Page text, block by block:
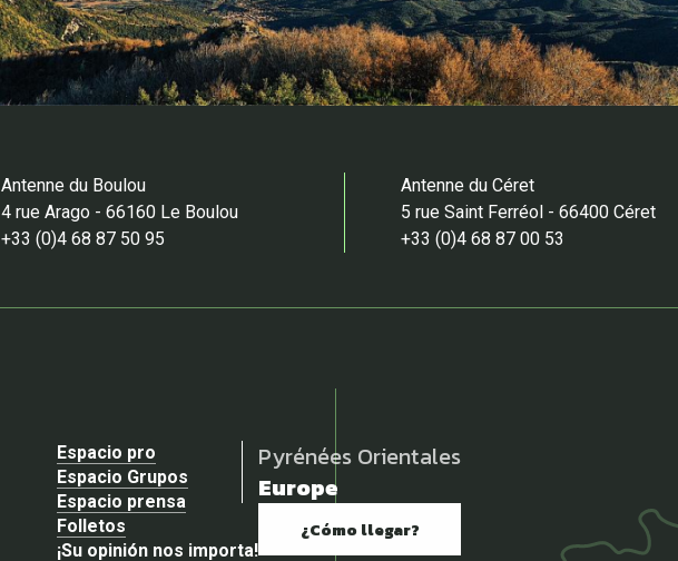
Antenne du Boulou
4 rue Arago - 66160 Le Boulou
+33 (0)4 68 87 50 95
Antenne du Céret
5 rue Saint Ferréol - 66400 Céret
+33 (0)4 68 87 00 53
Espacio pro
Espacio Grupos
Espacio prensa
Folletos
¡Su opinión nos importa!
Pyrénées Orientales
Europe
¿Cómo llegar?